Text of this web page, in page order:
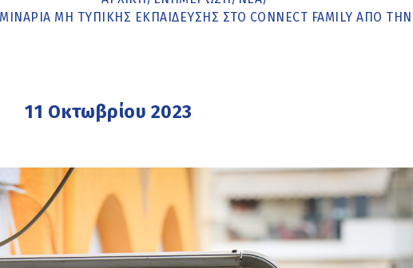
ΜΗ ΤΥΠΙΚΉΣ ΕΚΠΑΊΔΕΥΣΗΣ ΣΤΟ CONNECT FAMILY ΑΠΌ
11 Οκτωβρίου 2023